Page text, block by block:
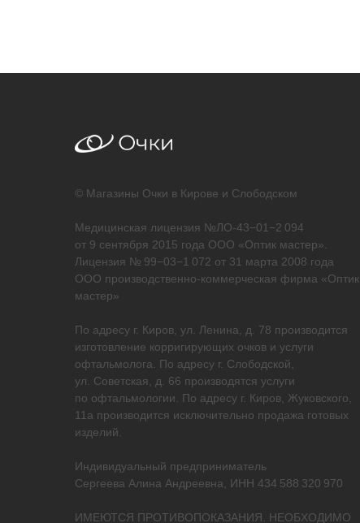
© Магазины Очки в Кирове и Слободском
Медицинская лицензия №ЛО-43−01−2 094
от 9 сентября 2015 года ООО «Оптик мастер».
Лицензия № 99−03−1 072 от 31 марта 2008 года
ООО производственно-коммерческая фирма «Оптик
мастер»
По адресу г. Киров, ул. Ленина, д. 78 производится
изготовление корригирующих очков и услуги
офтальмолога. По адресу г. Слободской,
ул. Советская, д. 66 производятся услуги
по офтальмологии. По адресу г. Киров, Жуковского,
11а производится исключительно продажа готовых
изделий.
Индивидуальный предприниматель
Сергеева Алина Андреевна, ИНН 434 588 320 970
ИМЕЮТСЯ ПРОТИВОПОКАЗАНИЯ. НЕОБХОДИМО